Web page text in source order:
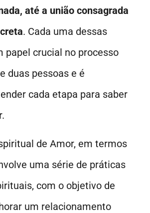
até a união consagrada
. Cada uma dessas
papel crucial no processo
duas pessoas e é
cada etapa para saber
de Amor, em termos
uma série de práticas
com o objetivo de
um relacionamento